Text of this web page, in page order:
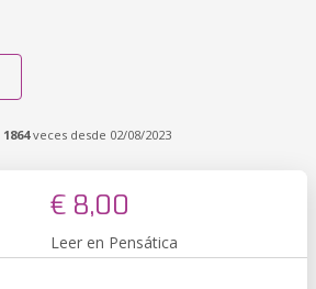
1864veces desde 02/08/2023
€ 8,00
Leer en Pensática